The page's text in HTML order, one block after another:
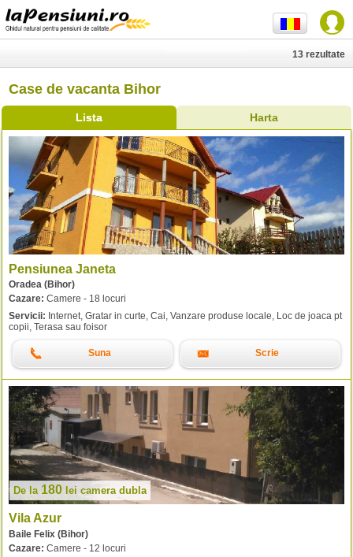
Case de vacanta Bihor
Lista Harta
13 rezultate
Pensiunea Janeta
Oradea (Bihor)
Cazare: Camere - 18 locuri
Servicii: Internet, Gratar in curte, Cai, Vanzare produse locale, Loc de joaca pt
copii, Terasa sau foisor
Suna Scrie
De la 180 lei camera dubla
Vila Azur
Baile Felix (Bihor)
Cazare: Camere - 12 locuri